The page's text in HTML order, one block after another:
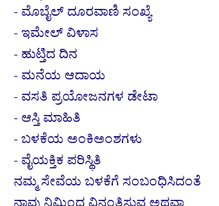
- ಮೊಬೈಲ್ ದೂರವಾಣಿ ಸಂಖ್ಯೆ
- ಇಮೇಲ್ ವಿಳಾಸ
- ಹುಟ್ತಿದ ದಿನ
- ಮನೆಯ ಆದಾಯ
- ವಸತಿ ಪ್ರಯೋಜನಗಳ ಡೇಟಾ
- ಆಸ್ತಿ ಮಾಹಿತಿ
- ಬಳಕೆಯ ಅಂಕಿಅಂಶಗಳು
- ವೈಯಕ್ತಿಕ ಪರಿಸ್ಥಿತಿ
ನಮ್ಮ ಸೇವೆಯ ಬಳಕೆಗೆ ಸಂಬಂಧಿಸಿದಂತೆ
ನಾವು ನಿಮ್ಮಿಂದ ವಿನಂತಿಸುವ ಅಥವಾ